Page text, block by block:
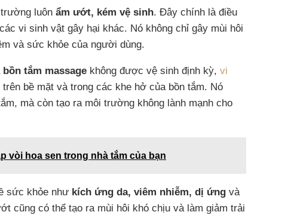
luôn ẩm ướt, kém vệ sinh. Đây chính là điều
vi sinh vật gây hại khác. Nó không chỉ gây mùi hôi
và sức khỏe của người dùng.
bồn tắm massage không được vệ sinh định kỳ, vi
bề mặt và trong các khe hở của bồn tắm. Nó
mà còn tạo ra môi trường không lành mạnh cho
vòi hoa sen trong nhà tắm của bạn
sức khỏe như kích ứng da, viêm nhiễm, dị ứng và
cũng có thể tạo ra mùi hôi khó chịu và làm giảm trải